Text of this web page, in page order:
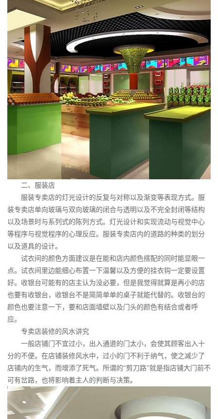
二、服装店
服装专卖店的灯光设计的反复与对称以及渐变等表现方式。服
装专卖店单向玻璃与双向玻璃的闭合与透明以及不完全封闭等结构
以及场景时与系列式的陈列方式。灯光设计和实现流动与视觉中心
等程序与视觉程序的心理反应。服装专卖店内的道路的种类的划分
以及道具的设计。
试衣间的颜色方面建议是在能和店内颜色搭配的同时能显眼一
点。试衣间里边能细心布置一下温馨以及方便的挂衣钩一定要设置
好。收银台可能有的店主认为没必要，但是我觉得就算是再小的店
也要有收银台，收银台不是简简单单的桌子就能代替的。收银台的
颜色也要注意一下，要和店面墙壁以及门头的颜色有结合或者呼
应。
专卖店装修的风水讲究
一般店铺门不宜过小，出入通道的门太小，会使其顾客出入十
分的不便。在店铺装修风水中，过小的门不利于纳气，使之减少了
店铺内的生气，而增添了死气。所谓的“剪刀路”就是指店铺大门前不
可有岔路，也将影响着主人的判断与决策。